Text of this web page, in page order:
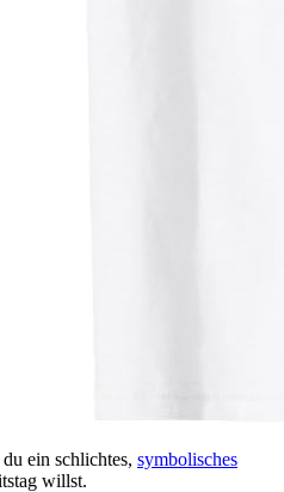
ein schlichtes, symbolisches
willst.